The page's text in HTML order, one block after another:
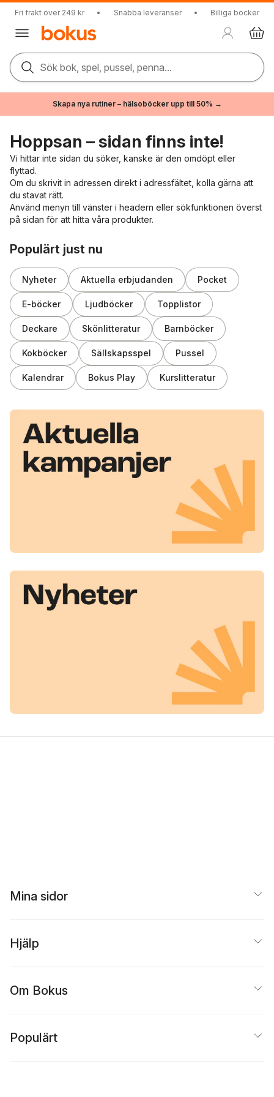
Fri frakt över 249 kr • Snabba leveranser • Billiga böcker
Sök bok, spel, pussel, penna...
Skapa nya rutiner – hälsoböcker upp till 50% →
Hoppsan – sidan finns inte!
Vi hittar inte sidan du söker, kanske är den omdöpt eller
flyttad.
Om du skrivit in adressen direkt i adressfältet, kolla gärna att
du stavat rätt.
Använd menyn till vänster i headern eller sökfunktionen överst
på sidan för att hitta våra produkter.
Populärt just nu
Nyheter Aktuella erbjudanden Pocket
E-böcker Ljudböcker Topplistor
Deckare Skönlitteratur Barnböcker
Kokböcker Sällskapsspel Pussel
Kalendrar Bokus Play Kurslitteratur
Mina sidor
Hjälp
Om Bokus
Populärt